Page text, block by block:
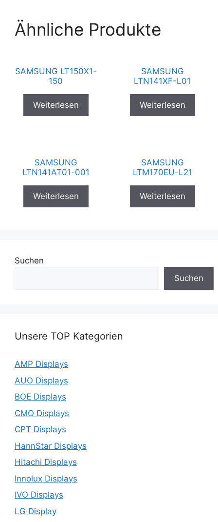
Ähnliche Produkte
SAMSUNG LT150X1-
150
Weiterlesen
SAMSUNG
LTN141XF-L01
Weiterlesen
SAMSUNG
LTN141AT01-001
Weiterlesen
SAMSUNG
LTM170EU-L21
Weiterlesen
Suchen
Suchen
Unsere TOP Kategorien
AMP Displays
AUO Displays
BOE Displays
CMO Displays
CPT Displays
HannStar Displays
Hitachi Displays
Innolux Displays
IVO Displays
LG Display